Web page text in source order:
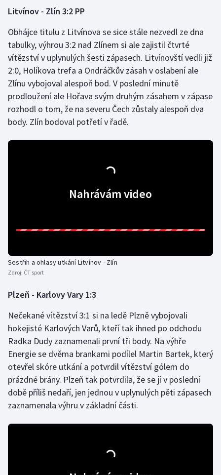
Litvínov - Zlín 3:2 PP
Obhájce titulu z Litvínova se sice stále nezvedl ze dna
tabulky, výhrou 3:2 nad Zlínem si ale zajistil čtvrté
vítězství v uplynulých šesti zápasech. Litvínovští vedli již
2:0, Holíkova trefa a Ondráčkův zásah v oslabení ale
Zlínu vybojoval alespoň bod. V poslední minutě
prodloužení ale Hořava svým druhým zásahem v zápase
rozhodl o tom, že na severu Čech zůstaly alespoň dva
body. Zlín bodoval potřetí v řadě.
Nahrávám video
Sestřih a ohlasy utkání Litvínov - Zlín
Zdroj: ČT sport
Plzeň - Karlovy Vary 1:3
Nečekané vítězství 3:1 si na ledě Plzně vybojovali
hokejisté Karlových Varů, kteří tak ihned po odchodu
Radka Dudy zaznamenali první tři body. Na výhře
Energie se dvěma brankami podílel Martin Bartek, který
otevřel skóre utkání a potvrdil vítězství gólem do
prázdné brány. Plzeň tak potvrdila, že se jí v poslední
době příliš nedaří, jen jednou v uplynulých pěti zápasech
zaznamenala výhru v základní části.